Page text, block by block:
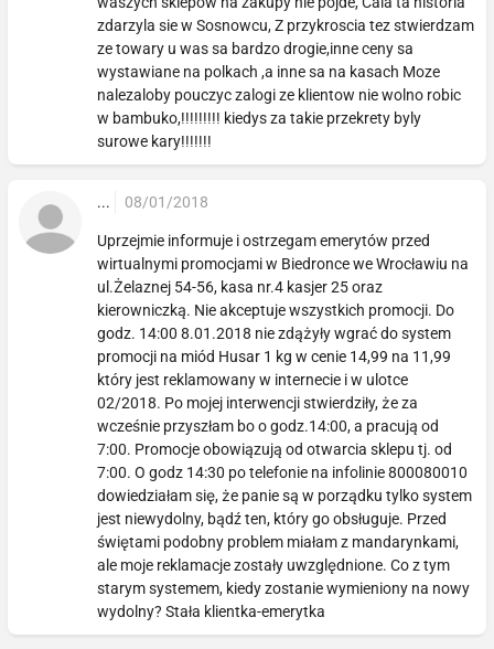
zdarzyla sie w Sosnowcu, Z przykroscia tez stwierdzam
ze towary u was sa bardzo drogie,inne ceny sa
wystawiane na polkach ,a inne sa na kasach Moze
nalezaloby pouczyc zalogi ze klientow nie wolno robic
w bambuko,!!!!!!!!! kiedys za takie przekrety byly
surowe kary!!!!!!!
... 08/01/2018
Uprzejmie informuje i ostrzegam emerytów przed
wirtualnymi promocjami w Biedronce we Wrocławiu na
ul.Żelaznej 54-56, kasa nr.4 kasjer 25 oraz
kierowniczką. Nie akceptuje wszystkich promocji. Do
godz. 14:00 8.01.2018 nie zdążyły wgrać do system
promocji na miód Husar 1 kg w cenie 14,99 na 11,99
który jest reklamowany w internecie i w ulotce
02/2018. Po mojej interwencji stwierdziły, że za
wcześnie przyszłam bo o godz.14:00, a pracują od
7:00. Promocje obowiązują od otwarcia sklepu tj. od
7:00. O godz 14:30 po telefonie na infolinie 800080010
dowiedziałam się, że panie są w porządku tylko system
jest niewydolny, bądź ten, który go obsługuje. Przed
świętami podobny problem miałam z mandarynkami,
ale moje reklamacje zostały uwzględnione. Co z tym
starym systemem, kiedy zostanie wymieniony na nowy
wydolny? Stała klientka-emerytka